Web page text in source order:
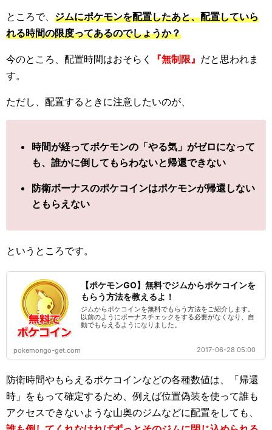
ところで、 ジムにポケモンを配置したあと、配置していら
れる時間の限度ってあるのでしょうか？
今のところ、配置時間はおそらく 『無制限』 だと思われま
す。
ただし、配置するときに注意したいのが、
時間が経ってポケモンの「やる気」がゼロになって
も、誰かに倒してもらわないと帰還できない
防衛ボーナスのポケコインはポケモンが帰還しない
ともらえない
というところです。
【ポケモンGO】無料でジムからポケコインを
もらう方法を教えるよ！
ジムからポケコインを無料でもらう方法をご紹介します。
以前のようにボーナスチェックをする必要がなくなり、自
動でもらえるようになりました。
pokemongo-get.com 2017-06-28 05:00
防衛時間やもらえるポケコインなどの各種数値は、「帰還
時」をもって確定するため、例えば位置偽装を使って誰も
アクセスできないような山奥のジムなどに配置をしても、